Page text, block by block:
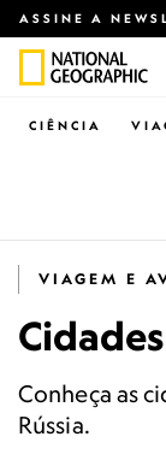
ASSINE A
CIÊNCIA
VIAGEM E
Conheça as
Rússia.